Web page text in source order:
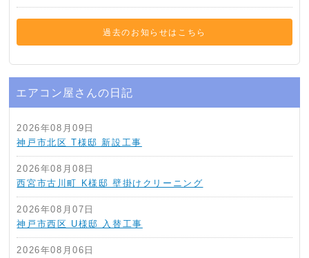
過去のお知らせはこちら
エアコン屋さんの日記
2026年08月09日
神戸市北区 T様邸 新設工事
2026年08月08日
西宮市古川町 K様邸 壁掛けクリーニング
2026年08月07日
神戸市西区 U様邸 入替工事
2026年08月06日